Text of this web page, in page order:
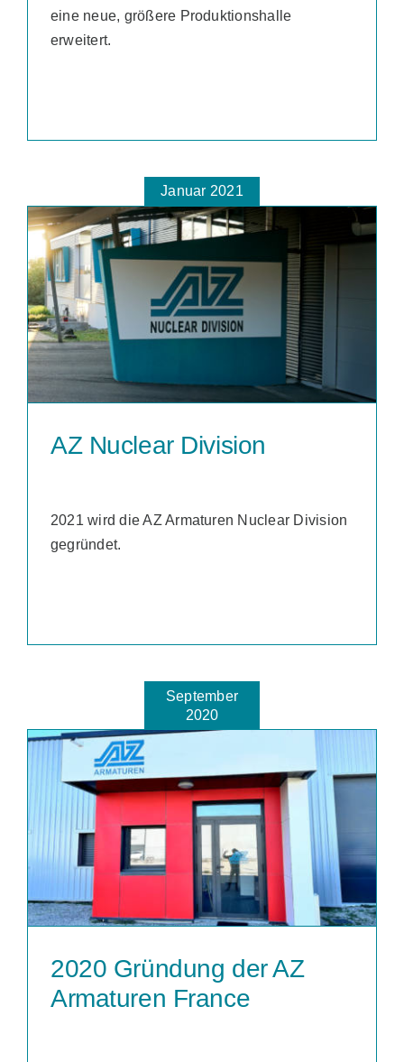
eine neue, größere Produktionshalle
erweitert.
Januar 2021
AZ Nuclear Division
2021 wird die AZ Armaturen Nuclear Division
gegründet.
September
2020
2020 Gründung der AZ
Armaturen France